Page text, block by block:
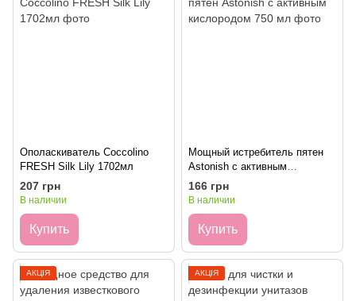
Ополаскиватель Coccolino
FRESH Silk Lily 1702мл
207 грн
В наличии
Купить
Мощный истребитель пятен
Astonish с активным
кислородом 750 мл
166 грн
В наличии
Купить
АКЦІЯ АКЦІЯ